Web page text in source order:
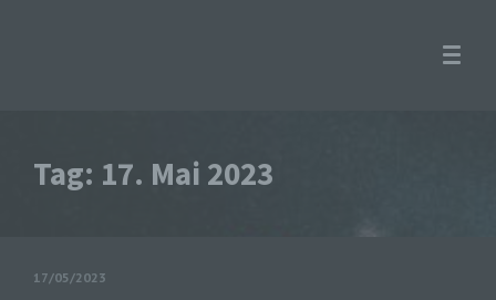
Tag: 17. Mai 2023
17/05/2023